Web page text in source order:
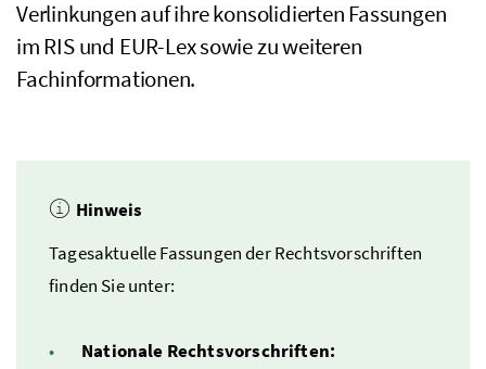
Verlinkungen auf ihre konsolidierten Fassungen
imRISund EUR-Lexsowie zu weiteren
Fachinformationen.
Hinweis
Tagesaktuelle Fassungen der Rechtsvorschriften
finden Sie unter:
Nationale Rechtsvorschriften: